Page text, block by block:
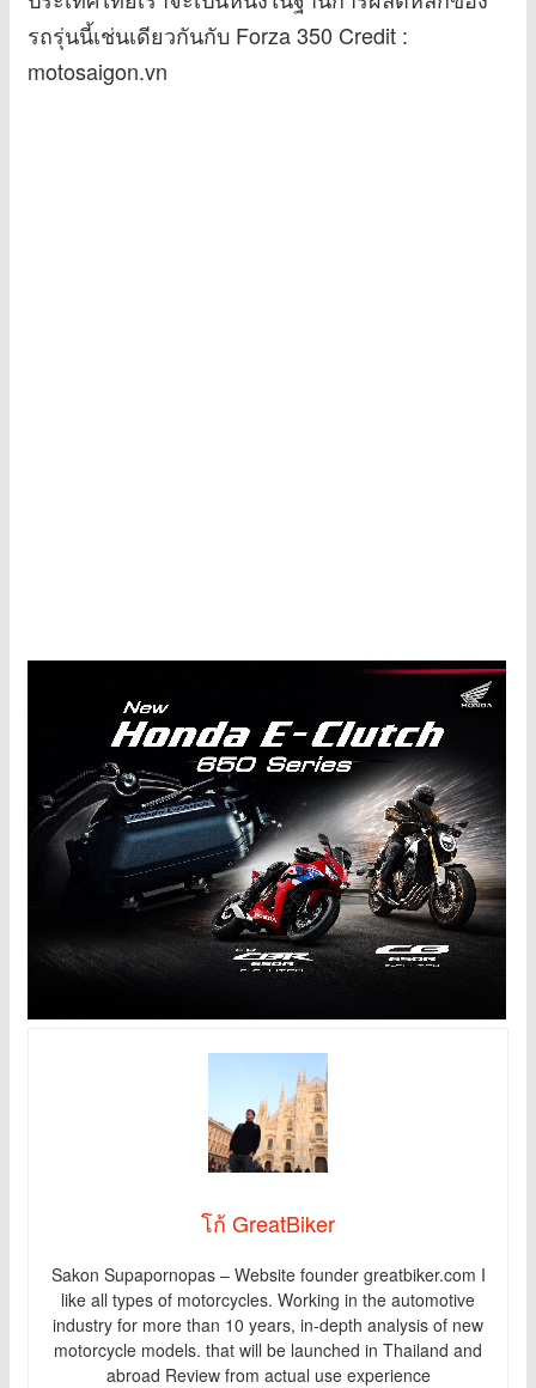
รถรุ่นนี้เช่นเดียวกันกับ Forza 350 Credit :
motosaigon.vn
โก้ GreatBiker
Sakon Supapornopas – Website founder greatbiker.com I
like all types of motorcycles. Working in the automotive
industry for more than 10 years, in-depth analysis of new
motorcycle models. that will be launched in Thailand and
abroad Review from actual use experience